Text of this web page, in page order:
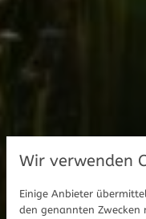
Wir verwenden
Einige Anbieter
den genannten Zwecken